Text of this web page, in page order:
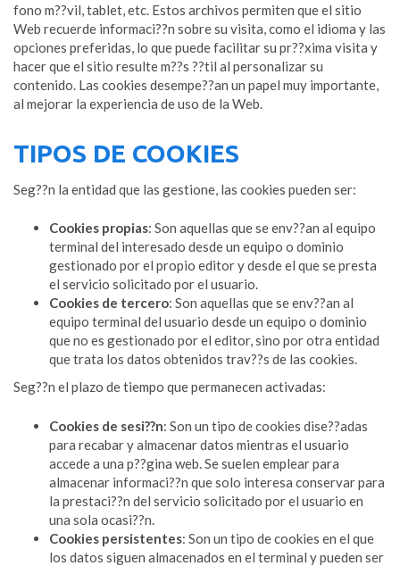
fono m??vil, tablet, etc. Estos archivos permiten que el sitio
Web recuerde informaci??n sobre su visita, como el idioma y las
opciones preferidas, lo que puede facilitar su pr??xima visita y
hacer que el sitio resulte m??s ??til al personalizar su
contenido. Las cookies desempe??an un papel muy importante,
al mejorar la experiencia de uso de la Web.
TIPOS DE COOKIES
Seg??n la entidad que las gestione, las cookies pueden ser:
Cookies propias: Son aquellas que se env??an al equipo
terminal del interesado desde un equipo o dominio
gestionado por el propio editor y desde el que se presta
el servicio solicitado por el usuario.
Cookies de tercero: Son aquellas que se env??an al
equipo terminal del usuario desde un equipo o dominio
que no es gestionado por el editor, sino por otra entidad
que trata los datos obtenidos trav??s de las cookies.
Seg??n el plazo de tiempo que permanecen activadas:
Cookies de sesi??n: Son un tipo de cookies dise??adas
para recabar y almacenar datos mientras el usuario
accede a una p??gina web. Se suelen emplear para
almacenar informaci??n que solo interesa conservar para
la prestaci??n del servicio solicitado por el usuario en
una sola ocasi??n.
Cookies persistentes: Son un tipo de cookies en el que
los datos siguen almacenados en el terminal y pueden ser